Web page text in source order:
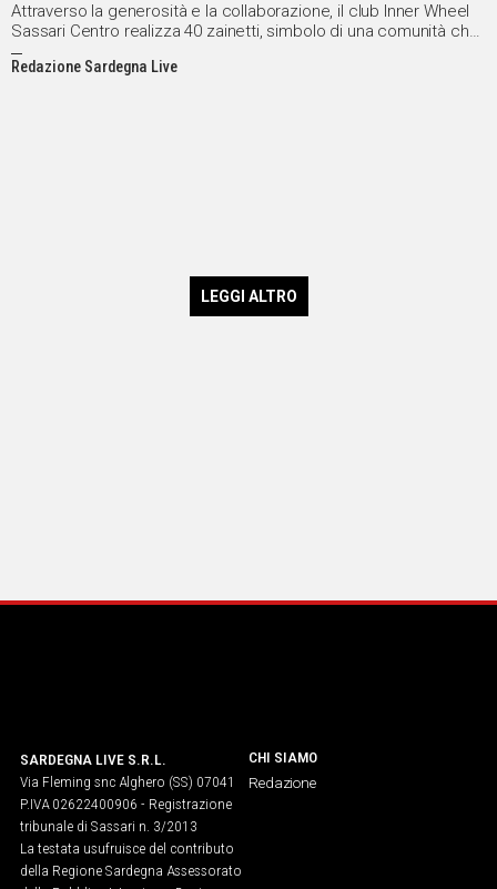
Attraverso la generosità e la collaborazione, il club Inner Wheel
Sassari Centro realizza 40 zainetti, simbolo di una comunità che
si prende cura delle donne in momenti di vulnerabilità
Redazione Sardegna Live
LEGGI ALTRO
SARDEGNA LIVE S.R.L.
Via Fleming snc Alghero (SS) 07041
P.IVA 02622400906 - Registrazione
tribunale di Sassari n. 3/2013
La testata usufruisce del contributo
della Regione Sardegna Assessorato
CHI SIAMO
Redazione